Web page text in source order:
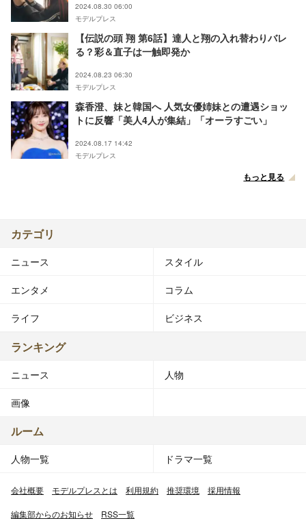
2024.08.30 06:00
モデルプレス
【伝説の頭 翔 第6話】達人と翔の入れ替わりバレ
る？彩＆直子は一触即発か
2024.08.23 06:30
モデルプレス
森香澄、妹と韓国へ 人気女優姉妹との遭遇ショッ
トに反響「美人4人が集結」「オーラすごい」
2024.08.17 14:42
モデルプレス
もっと見る
カテゴリ
ニュース スタイル
エンタメ コラム
ライフ ビジネス
ランキング
ニュース 人物
画像
ルーム
人物一覧 ドラマ一覧
会社概要 モデルプレスとは 利用規約 推奨環境 採用情報
編集部からのお知らせ RSS一覧